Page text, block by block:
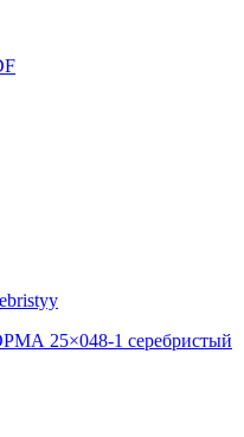
25×048-1 серебристый